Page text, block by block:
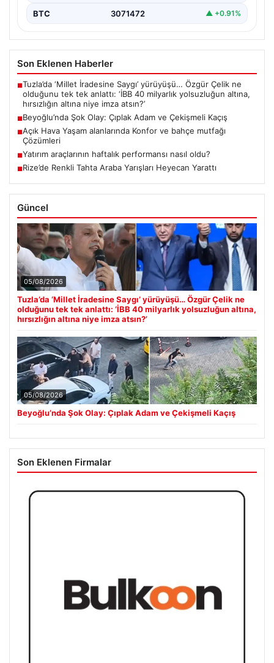
BTC 3071472 ▲ +0.91%
Son Eklenen Haberler
■Tuzla’da ‘Millet İradesine Saygı’ yürüyüşü… Özgür Çelik ne
olduğunu tek tek anlattı: ‘İBB 40 milyarlık yolsuzluğun altına,
hırsızlığın altına niye imza atsın?’
■Beyoğlu’nda Şok Olay: Çıplak Adam ve Çekişmeli Kaçış
■Açık Hava Yaşam alanlarında Konfor ve bahçe mutfağı
Çözümleri
■Yatırım araçlarının haftalık performansı nasıl oldu?
■Rize’de Renkli Tahta Araba Yarışları Heyecan Yarattı
Güncel
05/08/2026
Tuzla’da ‘Millet İradesine Saygı’ yürüyüşü… Özgür Çelik ne
olduğunu tek tek anlattı: ‘İBB 40 milyarlık yolsuzluğun altına,
hırsızlığın altına niye imza atsın?’
05/08/2026
Beyoğlu’nda Şok Olay: Çıplak Adam ve Çekişmeli Kaçış
Son Eklenen Firmalar